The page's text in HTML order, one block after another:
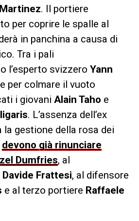
. Il portiere
per coprire le spalle al
in panchina a causa di
Tra i pali
l’esperto svizzero Yann
per colmare il vuoto
i giovani Alain Taho e
. L’assenza dell’ex
la gestione della rosa dei
devono già rinunciare
Dumfries, al
Davide Frattesi, al difensore
e al terzo portiere Raffaele